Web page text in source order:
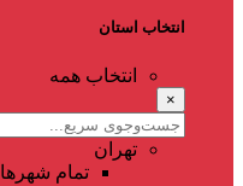
انتخاب استان
انتخاب همه
×
تهران
تمام شهر‌ها